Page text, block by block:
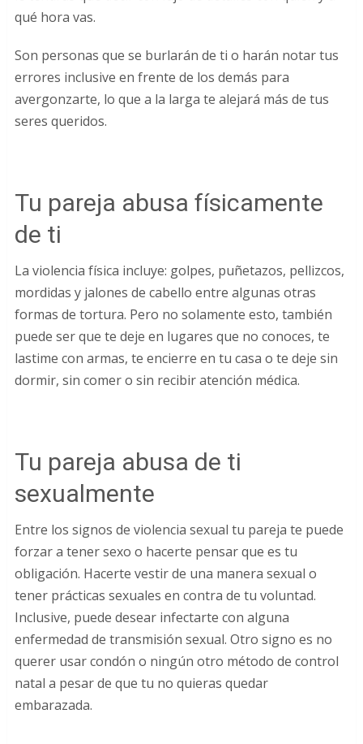
qué hora vas.
Son personas que se burlarán de ti o harán notar tus
errores inclusive en frente de los demás para
avergonzarte, lo que a la larga te alejará más de tus
seres queridos.
Tu pareja abusa físicamente
de ti
La violencia física incluye: golpes, puñetazos, pellizcos,
mordidas y jalones de cabello entre algunas otras
formas de tortura. Pero no solamente esto, también
puede ser que te deje en lugares que no conoces, te
lastime con armas, te encierre en tu casa o te deje sin
dormir, sin comer o sin recibir atención médica.
Tu pareja abusa de ti
sexualmente
Entre los signos de violencia sexual tu pareja te puede
forzar a tener sexo o hacerte pensar que es tu
obligación. Hacerte vestir de una manera sexual o
tener prácticas sexuales en contra de tu voluntad.
Inclusive, puede desear infectarte con alguna
enfermedad de transmisión sexual. Otro signo es no
querer usar condón o ningún otro método de control
natal a pesar de que tu no quieras quedar
embarazada.